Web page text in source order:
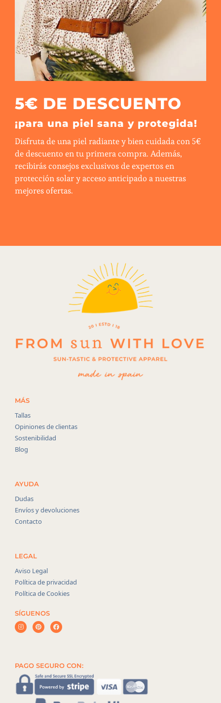
5€ DE DESCUENTO
¡para una piel sana y protegida!
Disfruta de una piel radiante y bien cuidada con 5€
de descuento en tu primera compra. Además,
recibirás consejos exclusivos de expertos en
protección solar y acceso anticipado a nuestras
mejores ofertas.
MÁS
Tallas
Opiniones de clientas
Sostenibilidad
Blog
AYUDA
Dudas
Envíos y devoluciones
Contacto
LEGAL
Aviso Legal
Política de privacidad
Política de Cookies
SÍGUENOS
PAGO SEGURO CON: